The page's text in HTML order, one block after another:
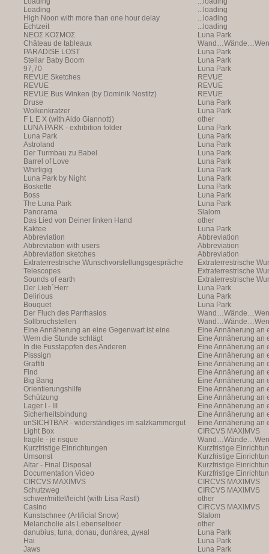
Loading
...loading
High Noon with more than one hour delay
...loading
Echtzeit
...loading
NEOΣ KOΣMOΣ
Luna Park
Château de tableaux
PARADISE LOST
Luna Park
Stellar Baby Boom
Luna Park
97,70
Luna Park
REVUE Sketches
REVUE
REVUE
REVUE
REVUE Bus Winken (by Dominik Nostitz)
REVUE
Druse
Luna Park
Wolkenkratzer
Luna Park
F L E X (with Aldo Giannotti)
other
LUNA PARK - exhibition folder
Luna Park
Luna Park
Luna Park
Astroland
Luna Park
Der Turmbau zu Babel
Luna Park
Barrel of Love
Luna Park
Whirligig
Luna Park
Luna Park by Night
Luna Park
Boskette
Luna Park
Boss
Luna Park
The Luna Park
Luna Park
Panorama
Slalom
Das Lied von Deiner linken Hand
other
Kaktee
Luna Park
Abbreviation
Abbreviation
Abbreviation with users
Abbreviation
Abbreviation sketches
Abbreviation
Extraterrestrische Wunschvorstellungsgespräche
Extraterrestrische
(with Markus Hofer)
Telescopes
Extraterrestrische
(with Markus Hofer)
Sounds of earth
Extraterrestrische
(with Markus Hofer)
Der Lieb´Herr
Luna Park
Delirious
Luna Park
Bouquet
Luna Park
Der Fluch des Parrhasios
Sollbruchstellen
Eine Annäherung an eine Gegenwart ist eine
Annäherung an eine Ann
Eine Annäherung an
Annäherung an eine
Vergangenheit ist
Wem die Stunde schlägt
Eine Annäherung an
Annäherung an eine
Vergangenheit ist
In die Fusstappfen des Anderen
Eine Annäherung an
Annäherung
Pisssign
Eine Annäherung an
Annäherung an eine
Vergangenheit ist
Graffiti
Eine Annäherung an
Annäherung an eine
Vergangenheit ist
Find
Eine Annäherung an
Annäherung an eine
Vergangenheit ist
Big Bang
Eine Annäherung an
Annäherung an eine
Vergangenheit ist
Orientierungshilfe
Eine Annäherung an
Annäherung an eine
Vergangenheit ist
Schützung
Eine Annäherung an
Annäherung an eine
Vergangenheit ist
Lager I - III
Eine Annäherung an
Annäherung an eine
Vergangenheit ist
Sicherheitsbindung
Eine Annäherung an
Annäherung an eine
Vergangenheit ist
unSICHTBAR - widerständiges im salzkammergut
Eine Annäherung an
Annäherung
Light Box
CIRCVS MAXIMVS
fragile - je risque
Kurzfristige Einrichtungen
Kurzfristige
Umsonst
Kurzfristige
Altar - Final Disposal
Kurzfristige
Documentation Video
Kurzfristige
CIRCVS MAXIMVS
CIRCVS MAXIMVS
Schutzweg
CIRCVS MAXIMVS
schwer/mittel/leicht (with Lisa Rastl)
other
Casino
CIRCVS MAXIMVS
Kunstschnee (Artificial Snow)
Slalom
Melancholie als Lebenselixier
other
danubius, tuna, donau, dunàrea, дүнаl
Luna Park
Hai
Luna Park
Jaws
Luna Park